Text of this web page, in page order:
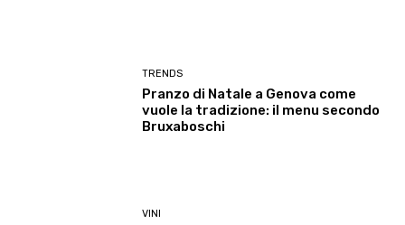
TRENDS
Pranzo di Natale a Genova come
vuole la tradizione: il menu secondo
Bruxaboschi
VINI